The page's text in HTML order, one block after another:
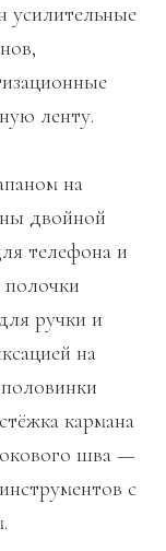
усилительные
ленту.
на
двойной
телефона и
ручки и
на
кармана
шва —
с